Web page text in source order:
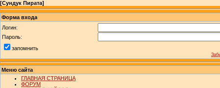
[Сундук Пирата]
Форма входа
Логин:
Пароль:
запомнить
Меню сайта
ГЛАВНАЯ СТРАНИЦА
ФОРУМ